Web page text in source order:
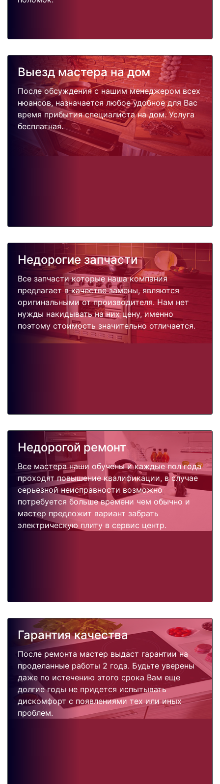
Выезд мастера на дом
После обсуждения с нашим менеджером всех
нюансов, назначается любое удобное для Вас
время прибытия специалиста на дом. Услуга
бесплатная.
Недорогие запчасти
Все запчасти которые наша компания
предлагает в качестве замены, являются
оригинальными от производителя. Нам нет
нужды накидывать на них цену, именно
поэтому стоимость значительно отличается.
Недорогой ремонт
Все мастера наши обучены и каждые пол года
проходят повышение квалификации, в случае
серьезной неисправности возможно
потребуется больше времени чем обычно и
мастер предложит вариант забрать
электрическую плиту в сервис центр.
Гарантия качества
После ремонта мастер выдаст гарантии на
проделанные работы 2 года. Будьте уверены
даже по истечению этого срока Вам еще
долгие годы не придется испытывать
дискомфорт с появлениями тех или иных
проблем.